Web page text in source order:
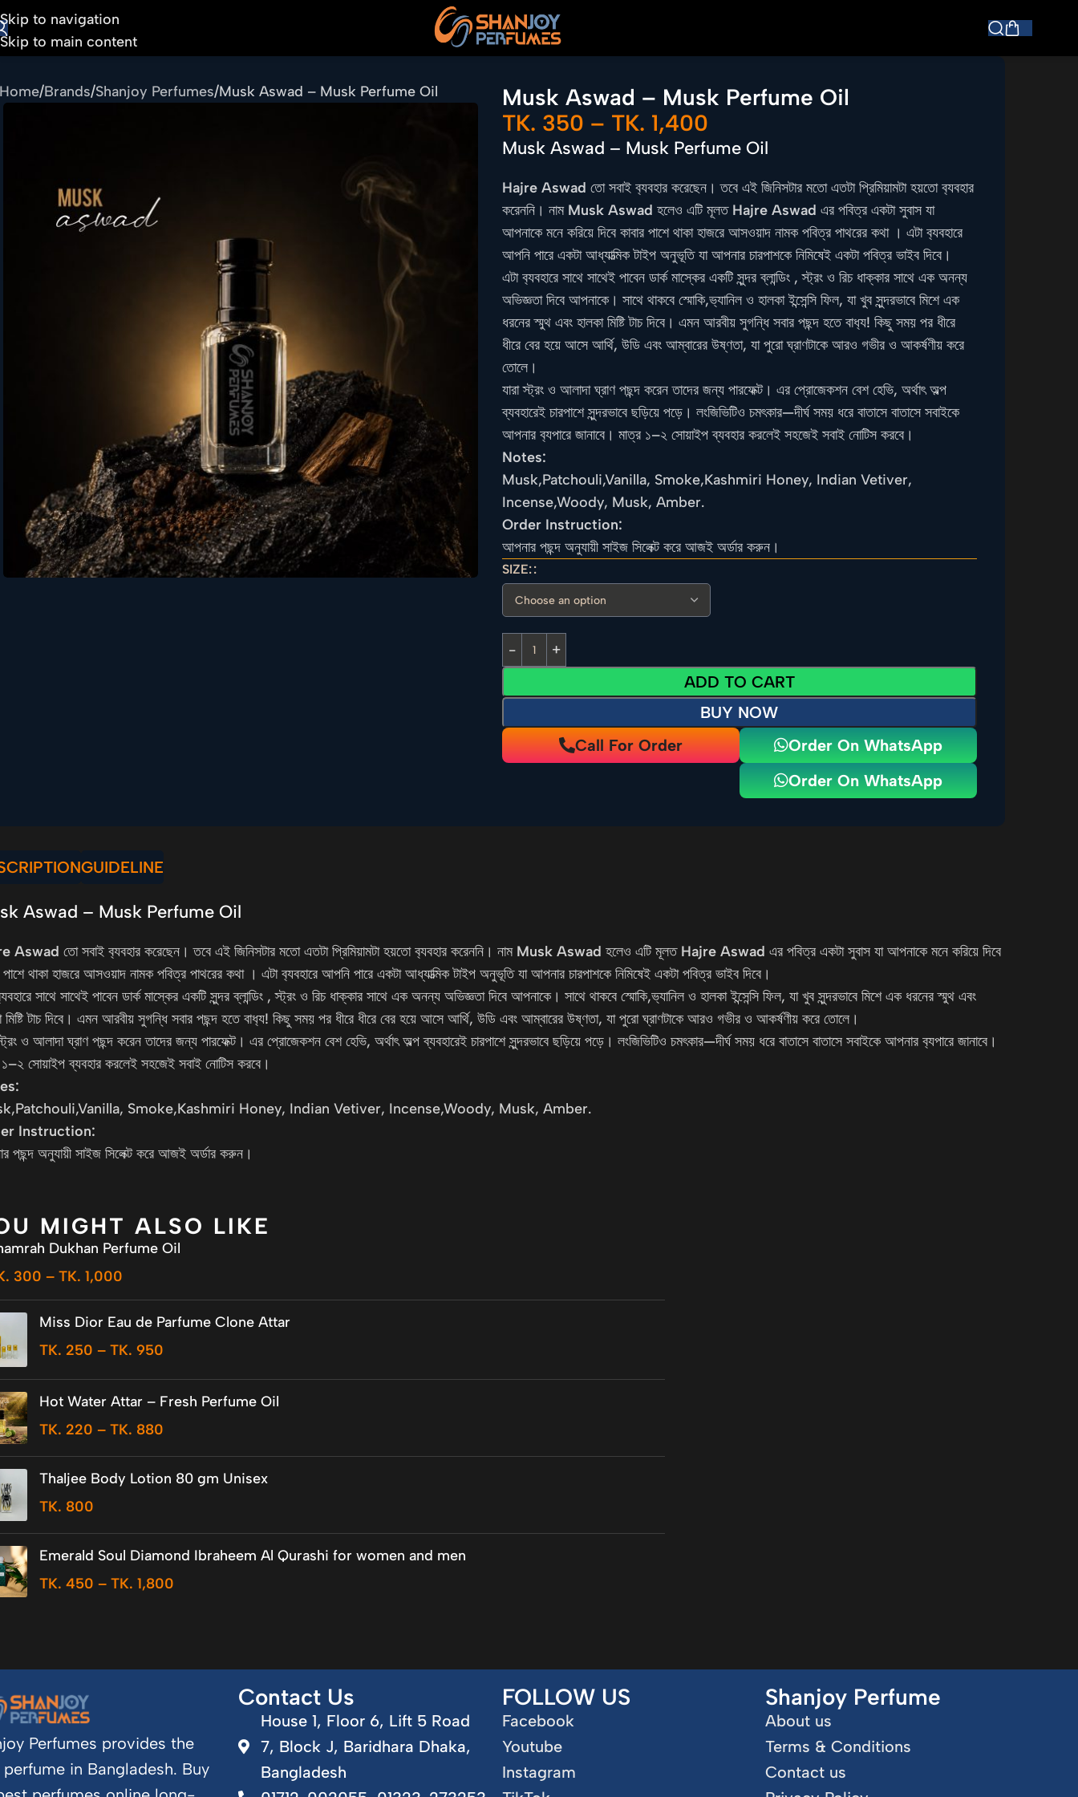
Skip to navigation
Skip to main content
Home Brands Shanjoy Perfumes Musk Aswad – Musk Perfume Oil
Musk Aswad – Musk Perfume Oil
TK. 350 – TK. 1,400
Musk Aswad – Musk Perfume Oil
Hajre Aswad তো সবাই ব্যবহার করেছেন। তবে এই জিনিসটার মতো এতটা প্রিমিয়ামটা হয়তো ব্যবহার
করেননি। নামMusk Aswad হলেও এটি মূলত Hajre Aswad এর পবিত্র একটা সুবাস যা
আপনাকে মনে করিয়ে দিবে কাবার পাশে থাকা হাজরে আসওয়াদ নামক পবিত্র পাথরের কথা । এটা ব্যবহারে
আপনি পারে একটা আধ্যাত্মিক টাইপ অনুভূতি যা আপনার চারপাশকে নিমিষেই একটা পবিত্র ভাইব দিবে।
এটা ব্যবহারে সাথে সাথেই পাবেন ডার্ক মাস্কের একটি সুন্দর ব্লান্ডিং , স্ট্রং ও রিচ ধাক্কার সাথে এক অনন্য
অভিজ্ঞতা দিবে আপনাকে। সাথে থাকবে স্মোকি,ভ্যানিল ও হালকা ইন্সেন্সি ফিল, যা খুব সুন্দরভাবে মিশে এক
ধরনের স্মুথ এবং হালকা মিষ্টি টাচ দিবে। এমন আরবীয় সুগন্ধি সবার পছন্দ হতে বাধ্য! কিছু সময় পর ধীরে
ধীরে বের হয়ে আসে আর্থি, উডি এবং আম্বারের উষ্ণতা, যা পুরো ঘ্রাণটাকে আরও গভীর ও আকর্ষণীয় করে
তোলে।
যারা স্ট্রং ও আলাদা ঘ্রাণ পছন্দ করেন তাদের জন্য পারফেক্ট। এর প্রোজেকশন বেশ হেভি, অর্থাৎ অল্প
ব্যবহারেই চারপাশে সুন্দরভাবে ছড়িয়ে পড়ে। লংজিভিটিও চমৎকার—দীর্ঘ সময় ধরে বাতাসে বাতাসে সবাইকে
আপনার ব্যপারে জানাবে। মাত্র ১–২ সোয়াইপ ব্যবহার করলেই সহজেই সবাই নোটিস করবে।
Notes:
Musk,Patchouli,Vanilla, Smoke,Kashmiri Honey, Indian Vetiver,
Incense,Woody, Musk, Amber.
Order Instruction:
আপনার পছন্দ অনুযায়ী সাইজ সিলেক্ট করে আজই অর্ডার করুন।
SIZE:
ADD TO CART
BUY NOW
Call For Order
Order On WhatsApp
Order On WhatsApp
GUIDELINE
Aswad – Musk Perfume Oil
Aswad তো সবাই ব্যবহার করেছেন। তবে এই জিনিসটার মতো এতটা প্রিমিয়ামটা হয়তো ব্যবহার করেননি। নামMusk Aswad হলেও এটি মূলত Hajre Aswad এর পবিত্র একটা সুবাস যা আপনাকে মনে করিয়ে দিবে
পাশে থাকা হাজরে আসওয়াদ নামক পবিত্র পাথরের কথা । এটা ব্যবহারে আপনি পারে একটা আধ্যাত্মিক টাইপ অনুভূতি যা আপনার চারপাশকে নিমিষেই একটা পবিত্র ভাইব দিবে।
্যবহারে সাথে সাথেই পাবেন ডার্ক মাস্কের একটি সুন্দর ব্লান্ডিং , স্ট্রং ও রিচ ধাক্কার সাথে এক অনন্য অভিজ্ঞতা দিবে আপনাকে। সাথে থাকবে স্মোকি,ভ্যানিল ও হালকা ইন্সেন্সি ফিল, যা খুব সুন্দরভাবে মিশে এক ধরনের স্মুথ এবং
মিষ্টি টাচ দিবে। এমন আরবীয় সুগন্ধি সবার পছন্দ হতে বাধ্য! কিছু সময় পর ধীরে ধীরে বের হয়ে আসে আর্থি, উডি এবং আম্বারের উষ্ণতা, যা পুরো ঘ্রাণটাকে আরও গভীর ও আকর্ষণীয় করে তোলে।
ও আলাদা ঘ্রাণ পছন্দ করেন তাদের জন্য পারফেক্ট। এর প্রোজেকশন বেশ হেভি, অর্থাৎ অল্প ব্যবহারেই চারপাশে সুন্দরভাবে ছড়িয়ে পড়ে। লংজিভিটিও চমৎকার—দীর্ঘ সময় ধরে বাতাসে বাতাসে সবাইকে আপনার ব্যপারে জানাবে।
সোয়াইপ ব্যবহার করলেই সহজেই সবাই নোটিস করবে।
Smoke,Kashmiri Honey, Indian Vetiver, Incense,Woody, Musk, Amber.
Instruction:
পছন্দ অনুযায়ী সাইজ সিলেক্ট করে আজই অর্ডার করুন।
MIGHT ALSO LIKE
Dukhan Perfume Oil
300 – TK.1,000
Miss Dior Eau de Parfume Clone Attar
TK. 250 – TK.950
Hot Water Attar – Fresh Perfume Oil
TK. 220 – TK. 880
Thaljee Body Lotion 80 gm Unisex
TK. 800
Emerald Soul Diamond Ibraheem Al Qurashi for women and men
TK.450 – TK.1,800
Perfumes provides the
in Bangladesh. Buy
Contact Us
House 1, Floor 6, Lift 5 Road
7, Block J, Baridhara Dhaka,
Bangladesh
FOLLOW US
Facebook
Youtube
Instagram
Shanjoy Perfume
About us
Terms & Conditions
Contact us